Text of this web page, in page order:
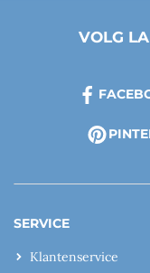
VOLG
SERVICE
Klantenservice